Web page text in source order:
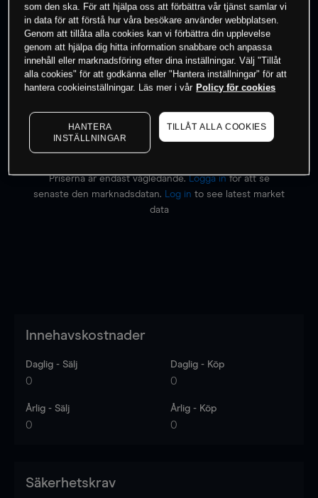
0% av kunderna har en position i detta
instrument
Börja handla
Priserna är endast vägledande.Logga inför att se
senaste den marknadsdatan.
Log in to see latest market
data
Innehavskostnader
Daglig - Sälj
0
Daglig - Köp
0
Årlig - Sälj
0
Årlig - Köp
0
Säkerhetskrav
som den ska. För att hjälpa oss att förbättra vår tjänst samlar vi
in data för att förstå hur våra besökare använder webbplatsen.
Genom att tillåta alla cookies kan vi förbättra din upplevelse
genom att hjälpa dig hitta information snabbare och anpassa
innehåll eller marknadsföring efter dina inställningar. Välj "Tillåt
alla cookies" för att godkänna eller "Hantera inställningar" för att
hantera cookieinställningar. Läs mer i vår Policy för cookies
HANTERA
INSTÄLLNINGAR
TILLÅT ALLA COOKIES